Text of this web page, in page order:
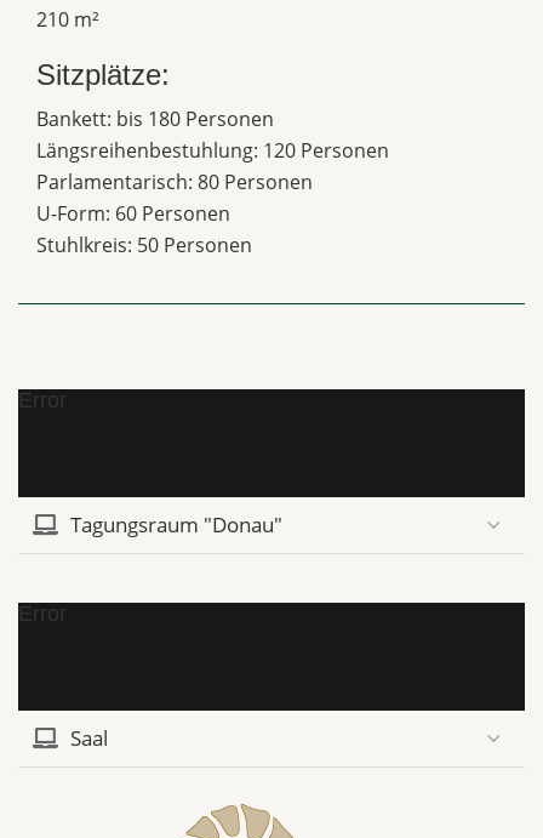
210 m²
Sitzplätze:
Bankett: bis 180 Personen
Längsreihenbestuhlung: 120 Personen
Parlamentarisch: 80 Personen
U-Form: 60 Personen
Stuhlkreis: 50 Personen
Error
Tagungsraum "Donau"
Error
Saal